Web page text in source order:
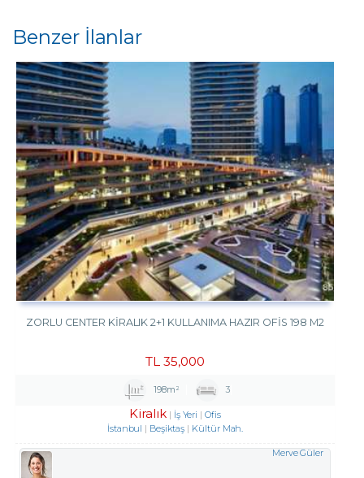
Benzer İlanlar
ZORLU CENTER KIRALIK 2+1 KULLANIMA HAZIR OFIS 198 M2
TL 35,000
198m² 3
Kiralık İş Yeri
Ofis
İstanbul
Beşiktaş Kültür Mah.
Merve Güler